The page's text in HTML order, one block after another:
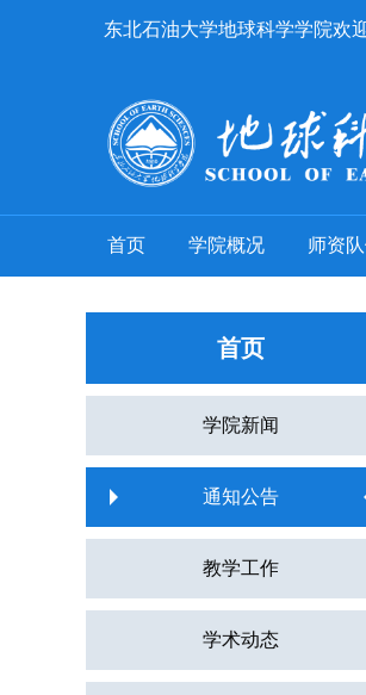
东北石油大学地球科学学院欢
首页 学院概况 师资
首页
学院新闻
通知公告
教学工作
学术动态